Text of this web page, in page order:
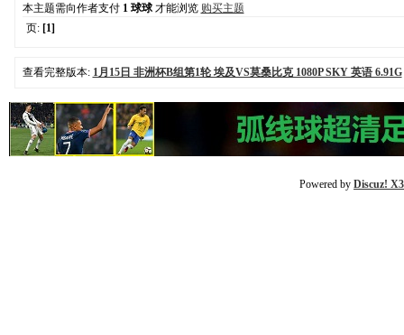
本主题需向作者支付 1 球球才能浏览 购买主题
页: [1]
查看完整版本: 1月15日 非洲杯B组第1轮 埃及VS莫桑比克 1080P SKY 英语 6.91G
Powered by Discuz!